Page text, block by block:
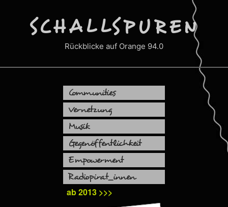
SCHALLSPUREN
Rückblicke auf Orange 94.0
Communities
Vernetzung
Musik
Gegenöffentlichkeit
Empowerment
Radiopirat_innen
ab 2013 >>>